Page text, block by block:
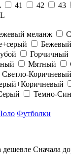
41 42 43
меланж
Бежевый
Горчичный
Мятный
Светло-Коричневый
Темно-
Футболки
дешевле Сначала